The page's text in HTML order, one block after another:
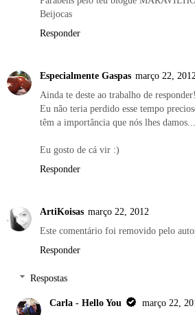
Beijocas
Responder
Especialmente Gaspas março 22, 2012
Ainda te deste ao trabalho de
Eu não teria perdido esse tempo
têm a importância que nós lhes damos...
Eu gosto de cá vir :)
Responder
ArtiKoisas março 22, 2012
Este comentário foi removido pelo
Responder
Respostas
Carla - Hello You
março 22,